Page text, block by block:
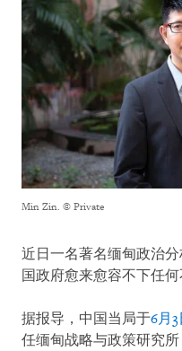
Min Zin. © Private
近日一名著名缅甸政治
国政府愈来愈容不下任
据报导，中国当局于6月3
任缅甸战略与政策研究所